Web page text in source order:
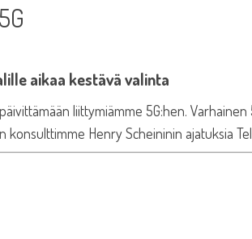
5G
aikaa kestävä valinta
liittymiämme 5G:hen.
konsulttimme Henry Scheininin ajatuksia